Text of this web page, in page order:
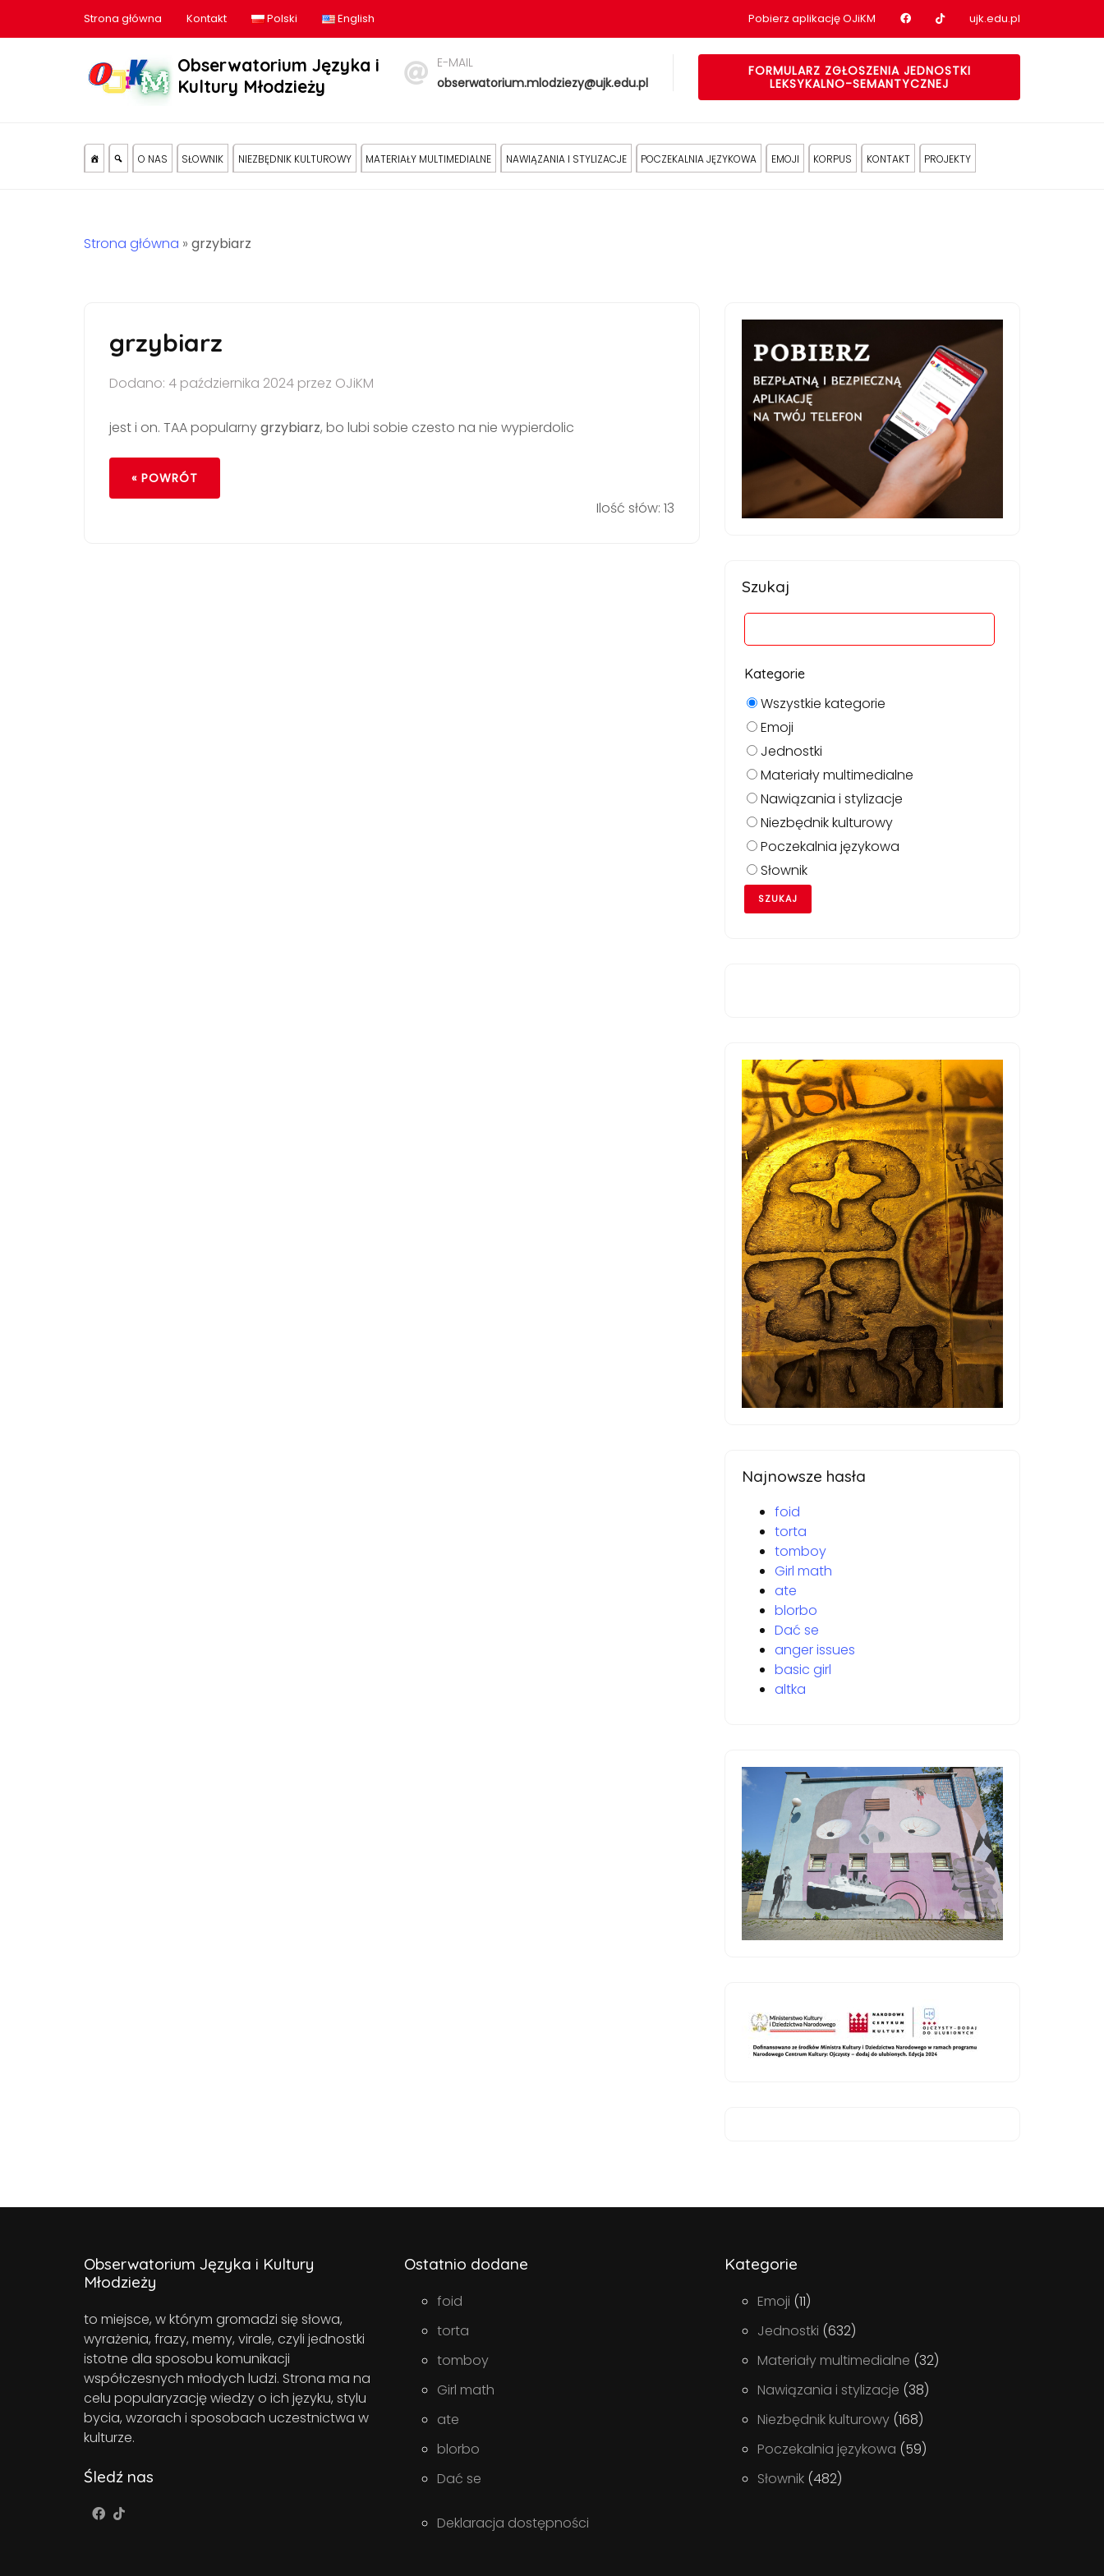
Strona główna Kontakt Polski English Pobierz aplikację OJiKM Nasz profil na Facebook
Nasz profil na tiktok
ujk.edu.pl
Obserwatorium Języka i
Kultury Młodzieży
E-MAIL
obserwatorium.mlodziezy@ujk.edu.pl
FORMULARZ ZGŁOSZENIA JEDNOSTKI
LEKSYKALNO-SEMANTYCZNEJ
O NAS SŁOWNIK NIEZBĘDNIK KULTUROWY MATERIAŁY MULTIMEDIALNE NAWIĄZANIA I STYLIZACJE POCZEKALNIA JĘZYKOWA EMOJI KORPUS KONTAKT PROJEKTY
Strona główna » grzybiarz
grzybiarz
Dodano: 4 października 2024 przez OJiKM
jest i on. TAA popularnygrzybiarz, bo lubi sobie czesto na nie wypierdolic
« POWRÓT
Ilość słów: 13
Szukaj
Kategorie
Wszystkie kategorie
Emoji
Jednostki
Materiały multimedialne
Nawiązania i stylizacje
Niezbędnik kulturowy
Poczekalnia językowa
Słownik
Najnowsze hasła
foid
torta
tomboy
Girl math
ate
blorbo
Dać se
anger issues
basic girl
altka
Obserwatorium Języka i Kultury
Młodzieży
to miejsce, w którym gromadzi się słowa,
wyrażenia, frazy, memy, virale, czyli jednostki
istotne dla sposobu komunikacji
współczesnych młodych ludzi. Strona ma na
celu popularyzację wiedzy o ich języku, stylu
bycia, wzorach i sposobach uczestnictwa w
kulturze.
Śledź nas
Ostatnio dodane
foid
torta
tomboy
Girl math
ate
blorbo
Dać se
Deklaracja dostępności
Kategorie
Emoji (11)
Jednostki (632)
Materiały multimedialne (32)
Nawiązania i stylizacje (38)
Niezbędnik kulturowy (168)
Poczekalnia językowa (59)
Słownik (482)